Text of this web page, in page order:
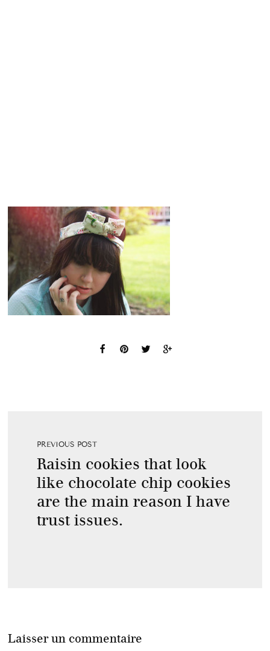
PREVIOUS POST
Raisin cookies that look
like chocolate chip cookies
are the main reason I have
trust issues.
Laisser un commentaire